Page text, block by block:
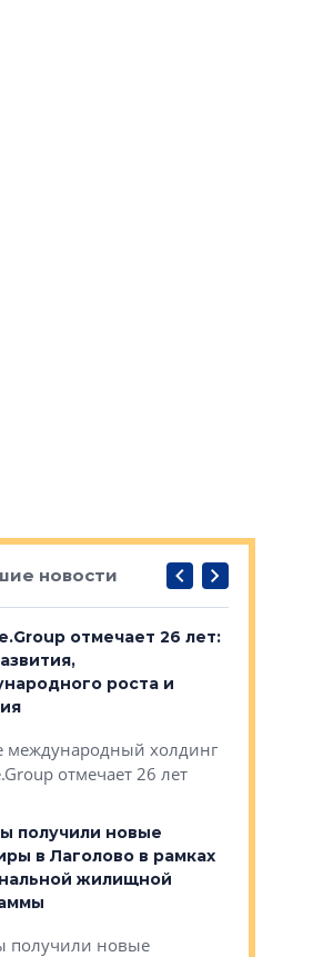
новости
отмечает 26 лет:
роста и
международный холдинг
отмечает 26 лет
получили новые
в Лаголово в рамках
жилищной
получили новые